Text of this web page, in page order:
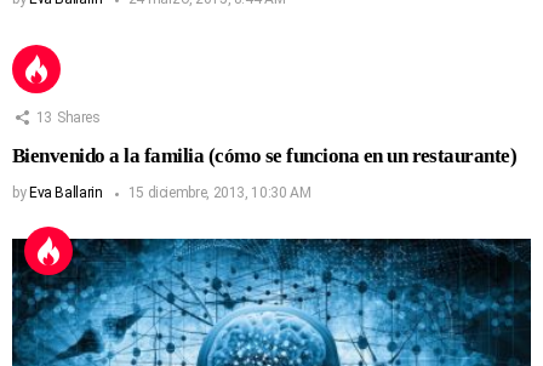
13 Shares
Bienvenido a la familia (cómo se funciona en un restaurante)
by Eva Ballarin 15 diciembre, 2013, 10:30 AM